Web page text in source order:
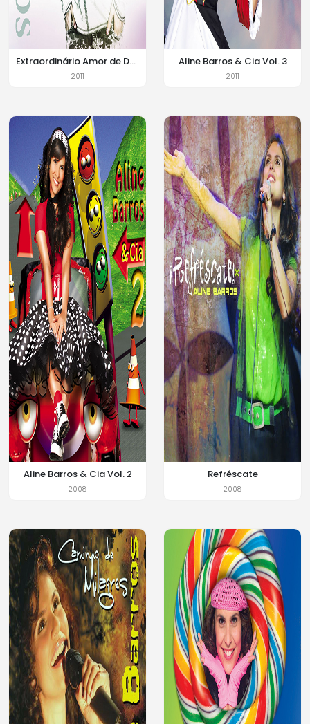
Extraordinário Amor de Deus
2011
Aline Barros & Cia Vol. 3
2011
Aline Barros & Cia Vol. 2
2008
Refréscate
2008